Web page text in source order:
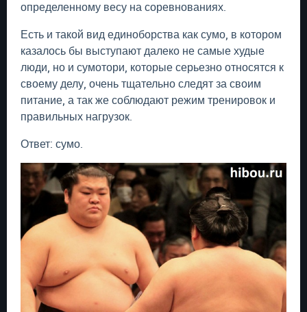
определенному весу на соревнованиях.
Есть и такой вид единоборства как сумо, в котором
казалось бы выступают далеко не самые худые
люди, но и сумотори, которые серьезно относятся к
своему делу, очень тщательно следят за своим
питание, а так же соблюдают режим тренировок и
правильных нагрузок.
Ответ: сумо.